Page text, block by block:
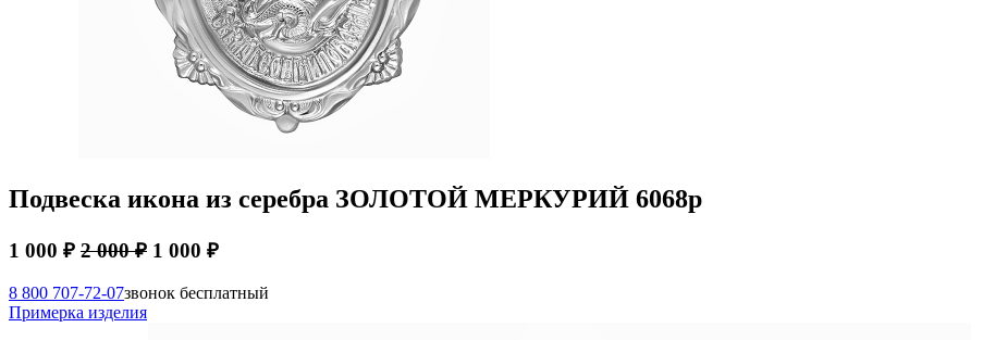
Подвеска икона из серебра ЗОЛОТОЙ МЕРКУРИЙ 6068р
1 000 ₽ 2 000 ₽ 1 000 ₽
8 800 707-72-07звонок бесплатный
Примерка изделия